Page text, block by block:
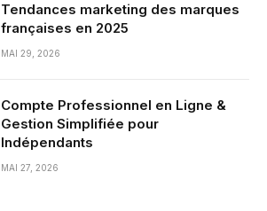
Tendances marketing des marques
françaises en 2025
MAI 29, 2026
Compte Professionnel en Ligne &
Gestion Simplifiée pour
Indépendants
MAI 27, 2026